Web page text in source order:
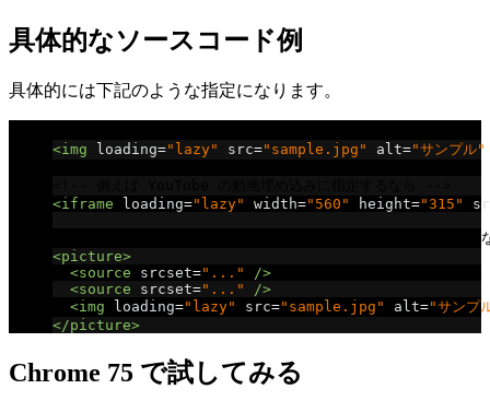
具体的なソースコード例
具体的には下記のような指定になります。
<img
loading="lazy" src="sample.jpg" alt="サンプル"
<iframe
loading="lazy" width="560" height="315"
<!-- 例えば picture 要素に指定するなら picture 要素では
<picture>
<source
srcset="..."
/>
<source
srcset="..."
/>
<img
loading="lazy" src="sample.jpg" alt="サンプ
</picture>
Chrome 75 で試してみる